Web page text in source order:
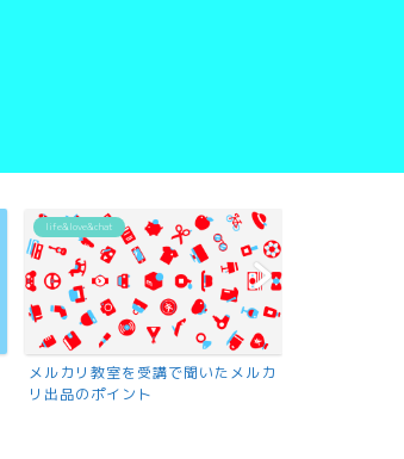
life&love&chat
メルカリ教室を受講で聞いたメルカ
リ出品のポイント